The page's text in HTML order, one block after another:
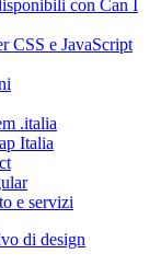
con Can I
CSS e JavaScript
.italia
Italia
e servizi
di design